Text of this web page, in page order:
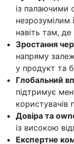
із палаючими
незрозумілим
навіть там, де
Зростання
напряму
у продукт та
Глобальний
підтримує
користувачів
Довіра та
із високою
Експертне